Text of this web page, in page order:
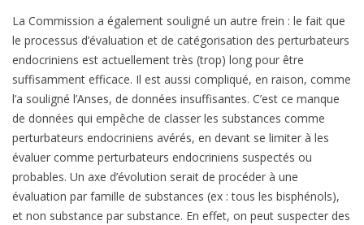
La Commission a également souligné un autre frein : le fait que
le processus d’évaluation et de catégorisation des perturbateurs
endocriniens est actuellement très (trop) long pour être
suffisamment efficace. Il est aussi compliqué, en raison, comme
l’a souligné l’Anses, de données insuffisantes. C’est ce manque
de données qui empêche de classer les substances comme
perturbateurs endocriniens avérés, en devant se limiter à les
évaluer comme perturbateurs endocriniens suspectés ou
probables. Un axe d’évolution serait de procéder à une
évaluation par famille de substances (ex : tous les bisphénols),
et non substance par substance. En effet, on peut suspecter des